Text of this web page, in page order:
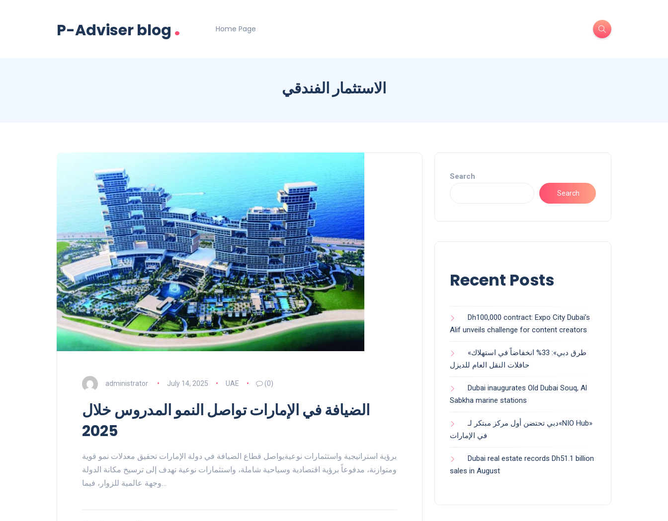
P-Adviser blog . Home Page
الاستثمار الفندقي
administrator July 14, 2025 UAE (0)
الضيافة في الإمارات تواصل النمو المدروس خلال
2025
برؤية استراتيجية واستثمارات نوعيةيواصل قطاع الضيافة في دولة الإمارات تحقيق معدلات نمو قوية
ومتوازنة، مدفوعاً برؤية اقتصادية وسياحية شاملة، واستثمارات نوعية تهدف إلى ترسيخ مكانة الدولة
Search
Search
Recent Posts
Dh100,000 contract: Expo City Dubai’s
Alif unveils challenge for content creators
«طرق دبي»: 33% انخفاضاً في استهلاك
حافلات النقل العام للديزل
Dubai inaugurates Old Dubai Souq, Al
Sabkha marine stations
دبي تحتضن أول مركز مبتكر لـ«NIO Hub»
في الإمارات
Dubai real estate records Dh51.1 billion
sales in August